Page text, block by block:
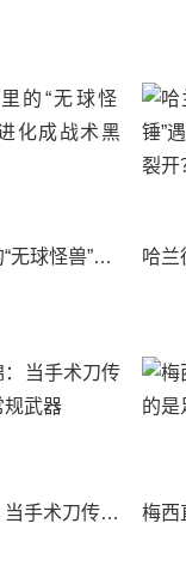
哈兰德比赛里的“无球怪兽”：当9号位进化成战术黑洞，是福是祸？
德布劳内集锦：当手术刀传球成为曼城的常规武器